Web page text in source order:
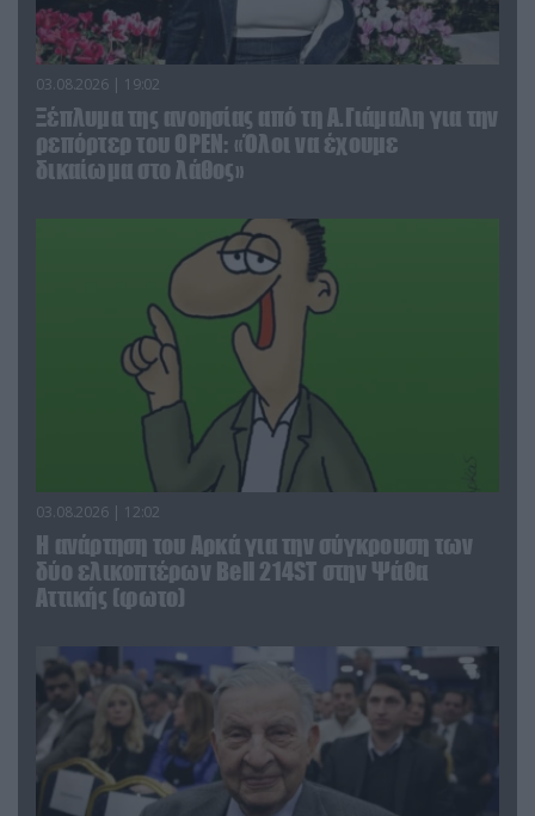
03.08.2026 | 19:02
Ξέπλυμα της ανοησίας από τη Α.Γιάμαλη για την
ρεπόρτερ του ΟΡΕΝ: «Όλοι να έχουμε
δικαίωμα στο λάθος»
03.08.2026 | 12:02
Η ανάρτηση του Αρκά για την σύγκρουση των
δύο ελικοπτέρων Bell 214ST στην Ψάθα
Αττικής (φωτο)